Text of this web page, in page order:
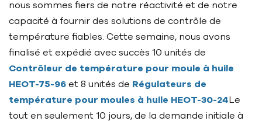
nous sommes fiers de notre réactivité et de notre
capacité à fournir des solutions de contrôle de
température fiables. Cette semaine, nous avons
finalisé et expédié avec succès 10 unités de
Contrôleur de température pour moule à huile
HEOT-75-96 et 8 unités de Régulateurs de
température pour moules à huile HEOT-30-24Le
tout en seulement 10 jours, de la demande initiale à